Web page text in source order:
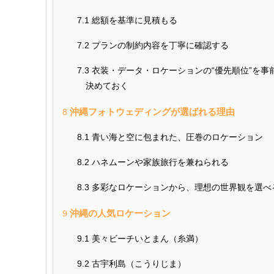
7.1 総額を基準に見積もる
7.2 プランの制約内容を丁寧に確認する
7.3 衣装・データ・ロケーションの“優先順位”を事
決めておく
8 沖縄フォトウェディングが選ばれる理由
8.1 青い海と空に包まれた、圧巻のロケーション
8.2 ハネムーンや家族旅行を兼ねられる
8.3 多彩なロケーションから、理想の世界観を選べ
9 沖縄の人気ロケーション
9.1 美々ビーチいとまん（糸満）
9.2 古宇利島（こうりじま）